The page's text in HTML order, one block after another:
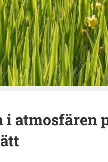
i atmosfären